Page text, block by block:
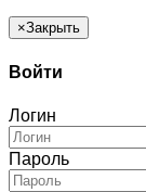
×Закрыть
Войти
Логин
Пароль